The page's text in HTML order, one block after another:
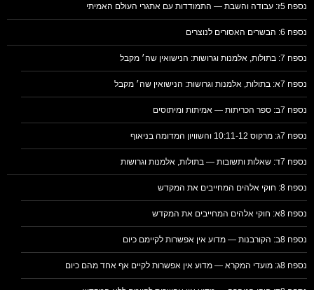
נספח 5ז: עבודה והשבת — התמודדות עם אתגרי העולם האמיתי
נספח 6: הבשרים האסורים לנוצרים
נספח 7: בתולות, אלמנות וגרושות: הנישואין שה׳ מקבל
נספח 7א: בתולות, אלמנות וגרושות: הנישואין שה׳ מקבל
נספח 7ב: ספר הכריתות — אמיתות ומיתוסים
נספח 7ג: מרקוס 10:11-12 והשוויון המדומה בניאוף
נספח 7ד: שאלות ותשובות — בתולות, אלמנות וגרושות
נספח 8: חוקי אלהים המחייבים את המקדש
נספח 8א: חוקי אלהים המחייבים את המקדש
נספח 8ב: הקורבנות — מדוע אין אפשרות לקיימם כיום
נספח 8ג: מועדי המקרא — מדוע אין אפשרות לקיים אף אחד מהם כיום